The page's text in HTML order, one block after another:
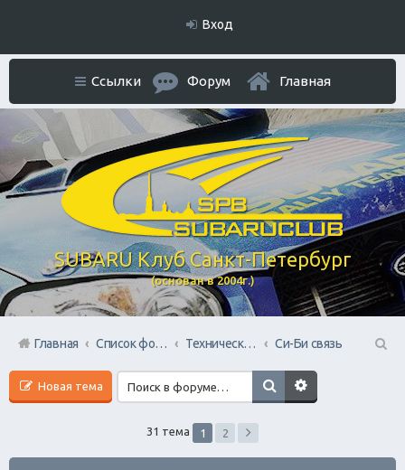
Вход
SUBARU Клуб Санкт-Петербург
(основан в 2004г.)
Ссылки Форум Главная
Главная Список форумов Технический раздел
Си-Би связь
Новая тема
31 тема 1 2